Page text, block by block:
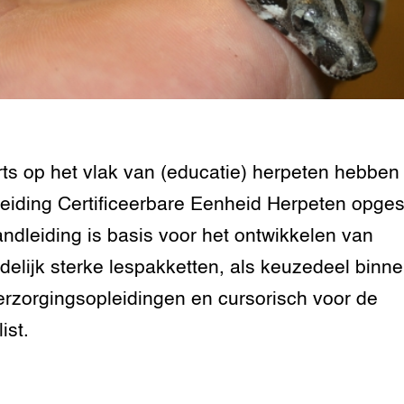
omgaan met de
in de
op het vlak van (educatie) herpeten hebben
Certificeerbare Eenheid Herpeten
is basis voor het ontwikkelen van
sterke lespakketten, als keuzedeel
en cursorisch voor de